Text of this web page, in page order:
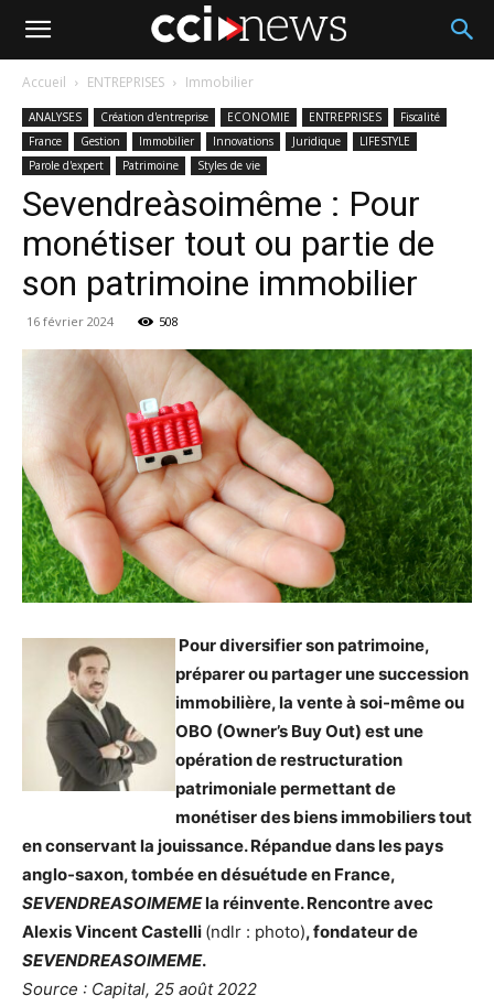
Accueil ENTREPRISES Immobilier
ANALYSES Création d'entreprise ECONOMIE ENTREPRISES
Fiscalité
France
Gestion Immobilier Innovations Juridique
LIFESTYLE
Parole d'expert
Patrimoine Styles de vie
Sevendreàsoimême : Pour
monétiser tout ou partie de
son patrimoine immobilier
16 février 2024 508
Pour diversifier son patrimoine,
préparer ou partager une succession
immobilière, la vente à soi-même ou
OBO (Owner’s Buy Out) est une
opération de restructuration
patrimoniale permettant de
monétiser des biens immobiliers tout
en conservant la jouissance. Répandue dans les pays
anglo-saxon, tombée en désuétude en France,
SEVENDREASOIMEMEla réinvente. Rencontre avec
Alexis Vincent Castelli (ndlr : photo), fondateur de
SEVENDREASOIMEME.
Source : Capital, 25 août 2022